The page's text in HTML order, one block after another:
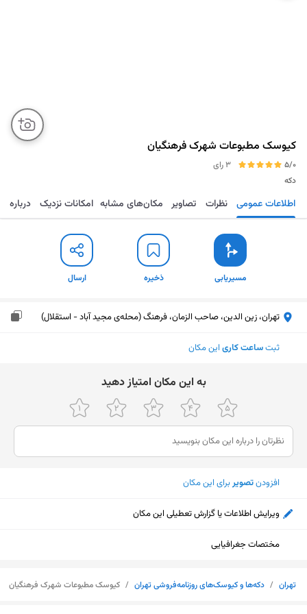
کیوسک مطبوعات شهرک فرهنگیان
5/0
3 رای
دکه
مسیریابی ذخیره ارسال اطلاعات عمومی نظرات تصاویر مکان‌های مشابه امکانات نزدیک درباره
مسیریابی ذخیره ارسال
تهران، زین الدین، صاحب الزمان، فرهنگ (محله‌ی مجید آباد - استقلال)
ثبتساعت کاری این مکان
ﺑﻪ اﯾﻦ ﻣﮑﺎن اﻣﺘﯿﺎز دﻫﯿﺪ
افزودنتصویربرای این مکان
ویرایش اطلاعات یا گزارش تعطیلی این مکان
مختصات جغرافیایی
تهران / دکه‌ها و کیوسک‌های روزنامه‌فروشی تهران / کیوسک مطبوعات شهرک فرهنگیان
نمایش نقشه